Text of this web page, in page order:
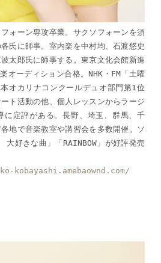
ォーン専攻卒業。サクソフォーンを須
氏に師事。室内楽を中村均、石渡悠史
太郎氏に師事する。東京文化会館新進
オーディション合格。NHK・FM「土曜
オカリナコンクールデュオ部門第1位
ト活動の他、個人レッスンからラージ
に定評がある。長野、埼玉、群馬、千
地で音楽教室や講習会を多数開催。ソ
好きな曲」「RAINBOW」が好評発売
kobayashi.amebaownd.com/